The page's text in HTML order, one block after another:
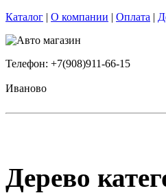
Каталог | О компании | Оплата |
Телефон: +7(908)911-66-15
Иваново
Дерево